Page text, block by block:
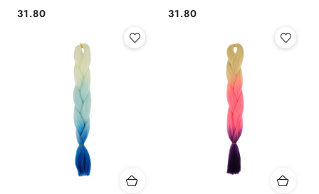
Cena:
31.80 Cena:
31.80